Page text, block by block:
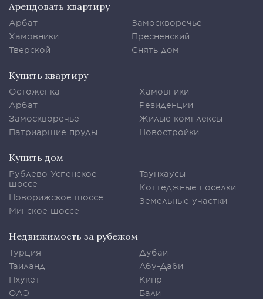
Арендовать квартиру
Арбат
Хамовники
Тверской
Замоскворечье
Пресненский
Снять дом
Купить квартиру
Остоженка
Арбат
Замоскворечье
Патриаршие пруды
Хамовники
Резиденции
Жилые комплексы
Новостройки
Купить дом
Рублево-Успенское
шоссе
Новорижское шоссе
Минское шоссе
Таунхаусы
Коттеджные поселки
Земельные участки
Недвижимость за рубежом
Турция
Таиланд
Пхукет
ОАЭ
Дубаи
Абу-Даби
Кипр
Бали